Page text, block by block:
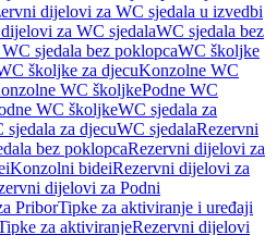
dijelovi za WC sjedala u izvedbi
za WC sjedalaWC sjedala bez
sjedala bez poklopcaWC školjke
školjke za djecuKonzolne WC
WC školjkePodne WC
WC školjkeWC sjedala za
za djecuWC sjedalaRezervni
bez poklopcaRezervni dijelovi za
Konzolni bideiRezervni dijelovi za
dijelovi za Podni
PriborTipke za aktiviranje i uređaji
za aktiviranjeRezervni dijelovi